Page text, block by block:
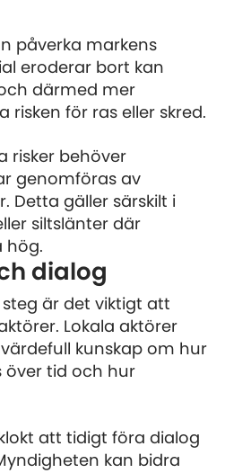
påverka markens
eroderar bort kan
därmed mer
risken för ras eller skred.
risker behöver
genomföras av
Detta gäller särskilt i
siltslänter där
hög.
dialog
är det viktigt att
Lokala aktörer
kunskap om hur
över tid och hur
att tidigt föra dialog
kan bidra